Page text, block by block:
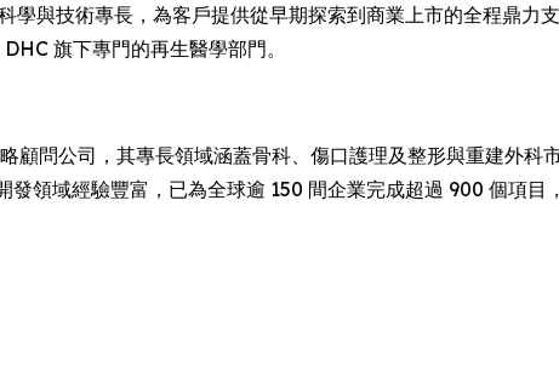
與技術專長，為客戶提供從早期探索到商業上市的全程鼎力
旗下專門的再生醫學部門。
顧問公司，其專長領域涵蓋骨科、傷口護理及整形與重建外科
領域經驗豐富，已為全球逾 150 間企業完成超過 900 個項目